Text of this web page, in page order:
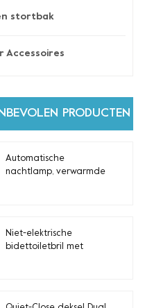
stortbak
Accessoires
PRODUCTEN
Automatische
nachtlamp, verwarmde
toiletten
Niet-elektrische
bidettoiletbril met